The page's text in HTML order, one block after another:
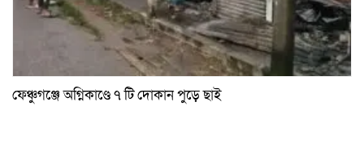
ফেঞ্চুগঞ্জে অগ্নিকাণ্ডে ৭ টি দোকান পুড়ে ছাই